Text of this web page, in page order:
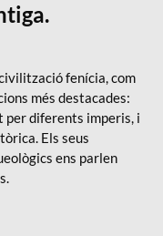
fenícia, com
més destacades:
per diferents imperis, i
Els seus
ens parlen